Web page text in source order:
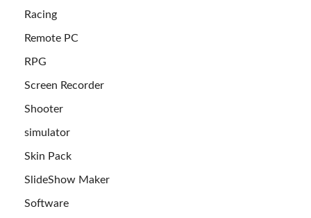
Racing
Remote PC
RPG
Screen Recorder
Shooter
simulator
Skin Pack
SlideShow Maker
Software